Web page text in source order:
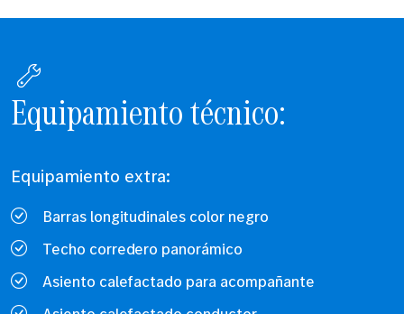
Equipamiento técnico:
Equipamiento extra:
Barras longitudinales color negro
Techo corredero panorámico
Asiento calefactado para acompañante